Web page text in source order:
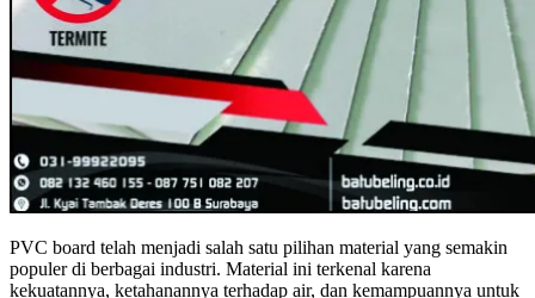
PVC board telah menjadi salah satu pilihan material yang semakin
populer di berbagai industri. Material ini terkenal karena
kekuatannya, ketahanannya terhadap air, dan kemampuannya untuk